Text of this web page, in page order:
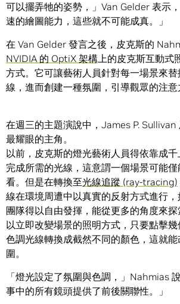
可以擺弄牠的姿勢，」Van Gelder 表示
速的繪圖能力，這些就不可能成真。」
在 Van Gelder 發言之後，皮克斯的
NVIDIA 的 OptiX 架構上的皮克斯互動式
方式。它可讓藝術人員針對每一場景來
線，進而創建一種氛圍，引導觀眾的注意
在週三的主題演說中，James P.
最耀眼的主角。
以前，皮克斯的燈光藝術人員得依靠成
完成所需的光線，這意謂一個場景可能
看。但是在轉換至光線追蹤 (ray-tracing)
線在環境周遭中以真實的反射方式進行
團隊得以自由發揮，能從更多的角度來
以立即改變場景的照明方式，只要點擊
色調光線轉換成截然不同的顏色，這就
圍。
「燈光設定了氛圍與色調，」Nahmias
事中的所有鏡頭提供了前後關聯性。」